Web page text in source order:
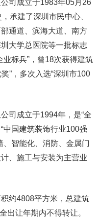
司成立于1983年05月26
承建了深圳市民中心、
通道、滨海大道、南方
大学总医院等一批标志
标兵”，曾18次获得建筑
”，多次入选“深圳市100
司成立于1994年，是“全
中国建筑装饰行业100强
、智能化、消防、金属门
、施工与安装为主营业
约4808平方米，总建筑
出让年期内不得转让。